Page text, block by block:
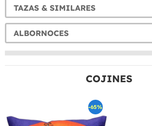
TAZAS & SIMILARES
ALBORNOCES
COJINES
-65%